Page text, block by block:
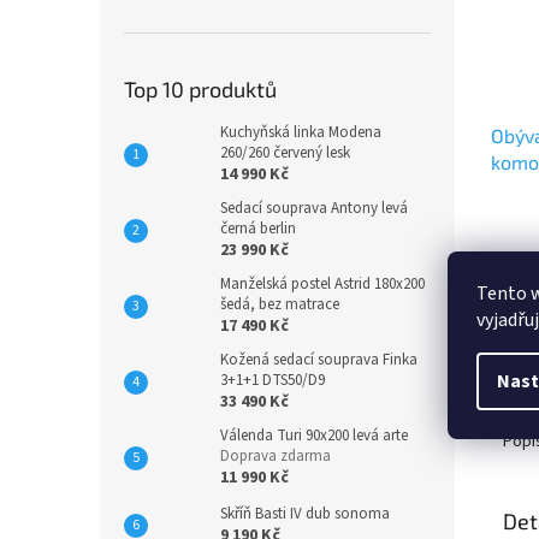
Tento
Top 10 produktů
Kuchyňská linka Modena
260/260 červený lesk
14 990 Kč
Sedací souprava Antony levá
černá berlin
23 990 Kč
Manželská postel Astrid 180x200
šedá, bez matrace
17 490 Kč
Kožená sedací souprava Finka
3+1+1 DTS50/D9
33 490 Kč
Válenda Turi 90x200 levá arte
Doprava zdarma
11 990 Kč
Skříň Basti IV dub sonoma